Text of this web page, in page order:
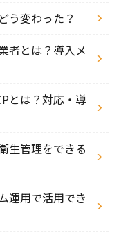
う変わった？
者とは？導入メ
とは？対応・導
生管理をできる
運用で活用でき